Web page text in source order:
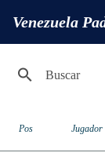
Ranking
Pos Jugador